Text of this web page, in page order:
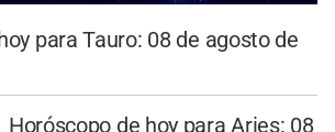
para Tauro: 08 de agosto de
Horóscopo de hoy para Aries: 08